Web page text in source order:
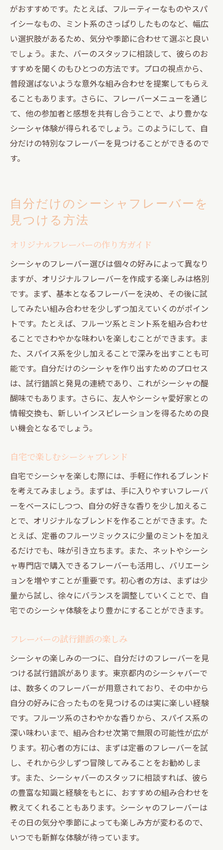
がおすすめです。たとえば、フルーティーなものやスパ
イシーなもの、ミント系のさっぱりしたものなど、幅広
い選択肢があるため、気分や季節に合わせて選ぶと良い
でしょう。また、バーのスタッフに相談して、彼らのお
すすめを聞くのもひとつの方法です。プロの視点から、
普段選ばないような意外な組み合わせを提案してもらえ
ることもあります。さらに、フレーバーメニューを通じ
て、他の参加者と感想を共有し合うことで、より豊かな
シーシャ体験が得られるでしょう。このようにして、自
分だけの特別なフレーバーを見つけることができるので
す。
自分だけのシーシャフレーバーを
見つける方法
オリジナルフレーバーの作り方ガイド
シーシャのフレーバー選びは個々の好みによって異なり
ますが、オリジナルフレーバーを作成する楽しみは格別
です。まず、基本となるフレーバーを決め、その後に試
してみたい組み合わせを少しずつ加えていくのがポイン
トです。たとえば、フルーツ系とミント系を組み合わせ
ることでさわやかな味わいを楽しむことができます。ま
た、スパイス系を少し加えることで深みを出すことも可
能です。自分だけのシーシャを作り出すためのプロセス
は、試行錯誤と発見の連続であり、これがシーシャの醍
醐味でもあります。さらに、友人やシーシャ愛好家との
情報交換も、新しいインスピレーションを得るための良
い機会となるでしょう。
自宅で楽しむシーシャブレンド
自宅でシーシャを楽しむ際には、手軽に作れるブレンド
を考えてみましょう。まずは、手に入りやすいフレーバ
ーをベースにしつつ、自分の好きな香りを少し加えるこ
とで、オリジナルなブレンドを作ることができます。た
とえば、定番のフルーツミックスに少量のミントを加え
るだけでも、味が引き立ちます。また、ネットやシーシ
ャ専門店で購入できるフレーバーも活用し、バリエーシ
ョンを増やすことが重要です。初心者の方は、まずは少
量から試し、徐々にバランスを調整していくことで、自
宅でのシーシャ体験をより豊かにすることができます。
フレーバーの試行錯誤の楽しみ
シーシャの楽しみの一つに、自分だけのフレーバーを見
つける試行錯誤があります。東京都内のシーシャバーで
は、数多くのフレーバーが用意されており、その中から
自分の好みに合ったものを見つけるのは実に楽しい経験
です。フルーツ系のさわやかな香りから、スパイス系の
深い味わいまで、組み合わせ次第で無限の可能性が広が
ります。初心者の方には、まずは定番のフレーバーを試
し、それから少しずつ冒険してみることをお勧めしま
す。また、シーシャバーのスタッフに相談すれば、彼ら
の豊富な知識と経験をもとに、おすすめの組み合わせを
教えてくれることもあります。シーシャのフレーバーは
その日の気分や季節によっても楽しみ方が変わるので、
いつでも新鮮な体験が待っています。